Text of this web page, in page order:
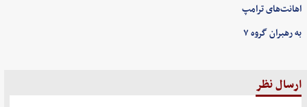
اهانت‌های ترامپ
به رهبران گروه ۷
ارسال نظر